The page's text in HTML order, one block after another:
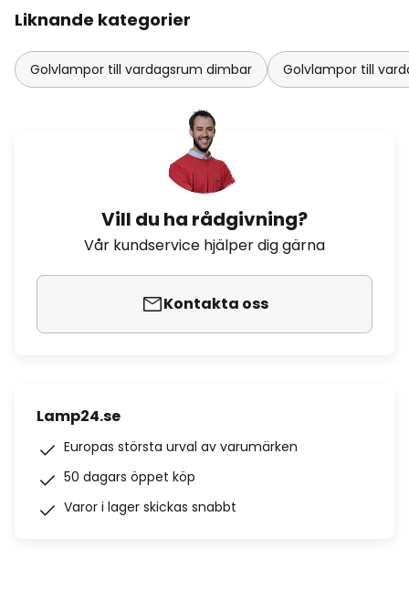
Liknande kategorier
Golvlampor till vardagsrum dimbar Golvlampor till
Vill du ha rådgivning?
Vår kundservice hjälper dig gärna
Kontakta oss
Lamp24.se
Europas största urval av varumärken
50 dagars öppet köp
Varor i lager skickas snabbt